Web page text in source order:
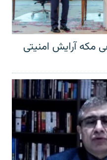
مکه آرایش امنیتی